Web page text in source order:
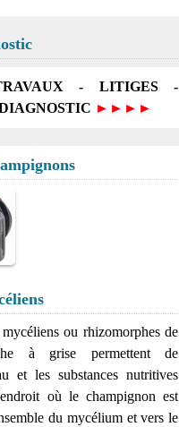
- LITIGES -
►►►►
ou rhizomorphes de
à grise permettent de
et les substances nutritives
où le champignon est
du mycélium et vers le